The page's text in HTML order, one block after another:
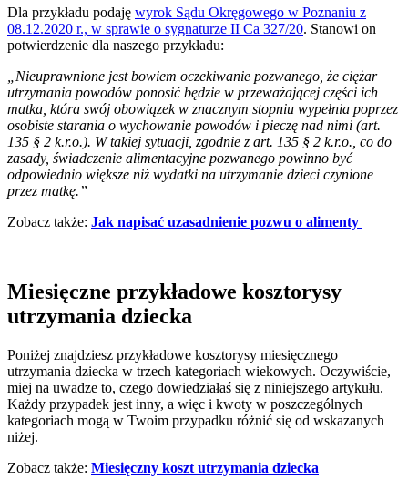
Dla przykładu podaję wyrok Sądu Okręgowego w Poznaniu z
08.12.2020 r., w sprawie o sygnaturze II Ca 327/20. Stanowi on
potwierdzenie dla naszego przykładu:
„Nieuprawnione jest bowiem oczekiwanie pozwanego, że ciężar
utrzymania powodów ponosić będzie w przeważającej części ich
matka, która swój obowiązek w znacznym stopniu wypełnia poprzez
osobiste starania o wychowanie powodów i pieczę nad nimi (art.
135 § 2 k.r.o.). W takiej sytuacji, zgodnie z art. 135 § 2 k.r.o., co do
zasady, świadczenie alimentacyjne pozwanego powinno być
odpowiednio większe niż wydatki na utrzymanie dzieci czynione
przez matkę.”
Zobacz także: Jak napisać uzasadnienie pozwu o alimenty
Miesięczne przykładowe kosztorysy
utrzymania dziecka
Poniżej znajdziesz przykładowe kosztorysy miesięcznego
utrzymania dziecka w trzech kategoriach wiekowych. Oczywiście,
miej na uwadze to, czego dowiedziałaś się z niniejszego artykułu.
Każdy przypadek jest inny, a więc i kwoty w poszczególnych
kategoriach mogą w Twoim przypadku różnić się od wskazanych
niżej.
Zobacz także: Miesięczny koszt utrzymania dziecka